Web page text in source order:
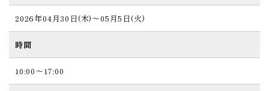
2026年04月30日(木)～05月5日(火)
時間
10:00～17:00